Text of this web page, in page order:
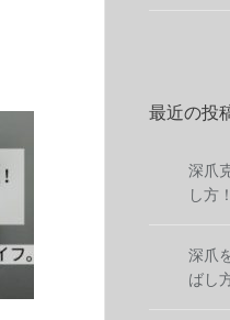
最近の投
深爪
し方
深爪
ばし